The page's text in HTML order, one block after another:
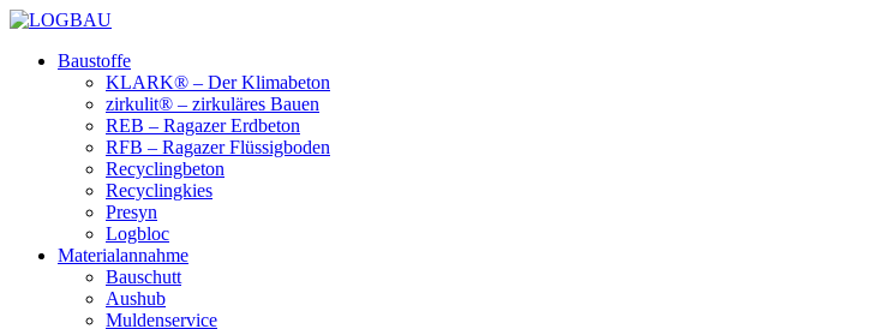
Baustoffe
KLARK® – Der Klimabeton
zirkulit® – zirkuläres Bauen
REB – Ragazer Erdbeton
RFB – Ragazer Flüssigboden
Recyclingbeton
Recyclingkies
Presyn
Logbloc
Materialannahme
Bauschutt
Aushub
Muldenservice